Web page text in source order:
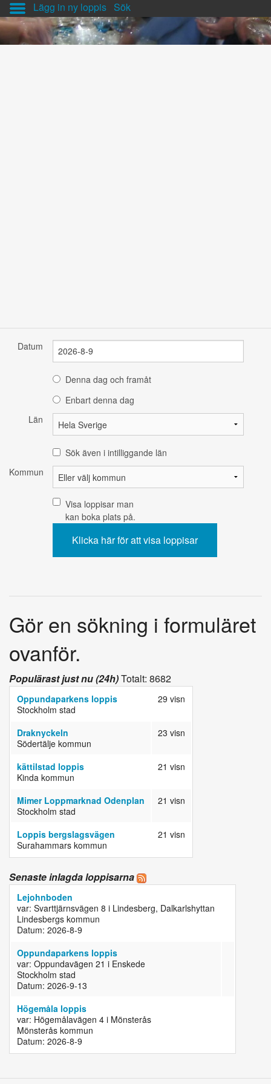
Lägg in ny loppis Sök
Datum
Denna dag och framåt
Enbart denna dag
Län
Sök även i intilliggande län
Kommun
Visa loppisar man
kan boka plats på.
Gör en sökning i formuläret
ovanför.
Populärast just nu (24h)Totalt: 8682
Oppundaparkens loppis
Stockholm stad
29 visn
Draknyckeln
Södertälje kommun
23 visn
kättilstad loppis
Kinda kommun
21 visn
Mimer Loppmarknad Odenplan
Stockholm stad
21 visn
Loppis bergslagsvägen
Surahammars kommun
21 visn
Senaste inlagda loppisarna
Lejohnboden
var: Svarttjärnsvägen 8 i Lindesberg, Dalkarlshyttan
Lindesbergs kommun
Datum: 2026-8-9
Oppundaparkens loppis
var: Oppundavägen 21 i Enskede
Stockholm stad
Datum: 2026-9-13
Högemåla loppis
var: Högemålavägen 4 i Mönsterås
Mönsterås kommun
Datum: 2026-8-9